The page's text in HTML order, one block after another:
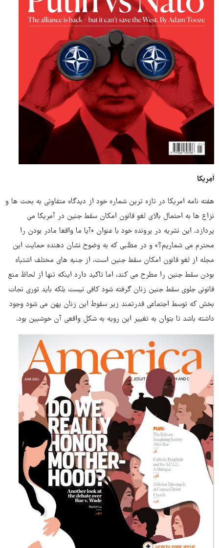
اَمِریکا
هفته نامه امریکا در تازه ترین شماره خود از دیدگاه متفاوتی به بحث ها و
نزاع ها به احتمال بالای لغو قانون امکان سقط جنین در آمریکا می
پردازد. این نشریه در پرونده خود با عنوان «آیا ما واقعا مادر بودن را
محترم می شماریم؟» و در مطلبی که به وضوح نشان دهنده حمایت این
مجله از لغو قانون امکان سقط جنین است، از جنبه های مختلف اشتباه
بودن سقط جنین را مطرح می کند، اما تاکید دارد اینکه تنها از لحاظ منع
قانونی جلوی سقط جنین زنان گرفته شود کافی نیست بلکه باید توری نجات
بخش که توسط اجتماعی قدرتمند زیر سقوط این زنان پهن می شود وجود
داشته باشد تا بتوان به تغییر این رویه به شکل واقعی آن خوشبین بود.